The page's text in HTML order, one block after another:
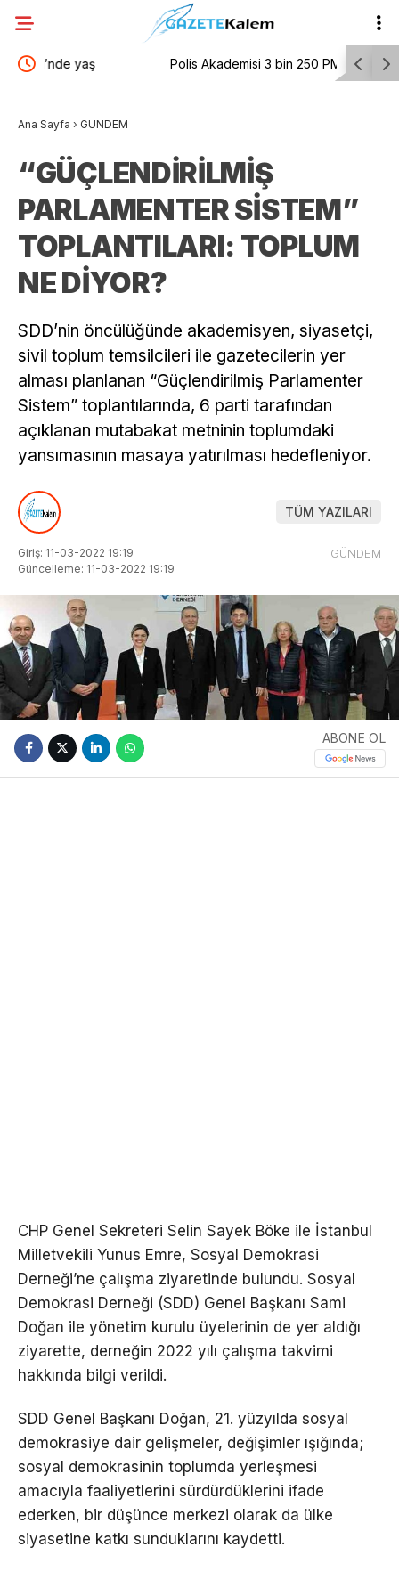
Polis Akademisi 3 bin 250 PMYO öğrencisi alacak Tayfun
Ana Sayfa › GÜNDEM
“GÜÇLENDİRİLMİŞ
PARLAMENTER SİSTEM”
TOPLANTILARI: TOPLUM
NE DİYOR?
SDD’nin öncülüğünde akademisyen, siyasetçi,
sivil toplum temsilcileri ile gazetecilerin yer
alması planlanan “Güçlendirilmiş Parlamenter
Sistem” toplantılarında, 6 parti tarafından
açıklanan mutabakat metninin toplumdaki
yansımasının masaya yatırılması hedefleniyor.
TÜM YAZILARI
Giriş: 11-03-2022 19:19
Güncelleme: 11-03-2022 19:19
GÜNDEM
ABONE OL
CHP Genel Sekreteri Selin Sayek Böke ile İstanbul
Milletvekili Yunus Emre, Sosyal Demokrasi
Derneği’ne çalışma ziyaretinde bulundu. Sosyal
Demokrasi Derneği (SDD) Genel Başkanı Sami
Doğan ile yönetim kurulu üyelerinin de yer aldığı
ziyarette, derneğin 2022 yılı çalışma takvimi
hakkında bilgi verildi.
SDD Genel Başkanı Doğan, 21. yüzyılda sosyal
demokrasiye dair gelişmeler, değişimler ışığında;
sosyal demokrasinin toplumda yerleşmesi
amacıyla faaliyetlerini sürdürdüklerini ifade
ederken, bir düşünce merkezi olarak da ülke
siyasetine katkı sunduklarını kaydetti.